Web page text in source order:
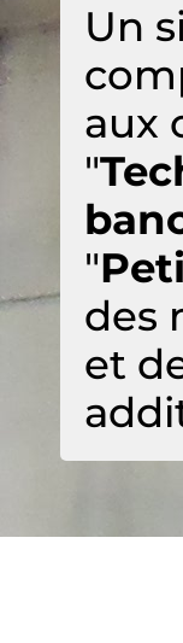
Un
aux
"
"
des
et